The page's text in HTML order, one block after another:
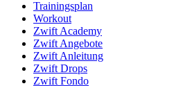
Trainingsplan
Workout
Zwift Academy
Zwift Angebote
Zwift Anleitung
Zwift Drops
Zwift Fondo